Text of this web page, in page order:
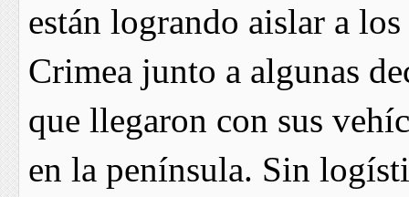
están logrando aislar a
Crimea junto a algunas
que llegaron con sus
en la península. Sin